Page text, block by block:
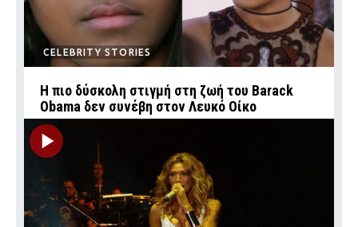
CELEBRITY STORIES
Η πιο δύσκολη στιγμή στη ζωή του Barack
Obama δεν συνέβη στον Λευκό Οίκο